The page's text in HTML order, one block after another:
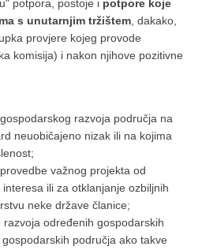
potpora, postoje i potpore koje
s unutarnjim tržištem , dakako,
provjere kojeg provode
komisija) i nakon njihove pozitivne
razvoja područja na
neuobičajeno nizak ili na kojima
važnog projekta od
ili za otklanjanje ozbiljnih
neke države članice;
određenih gospodarskih
područja ako takve